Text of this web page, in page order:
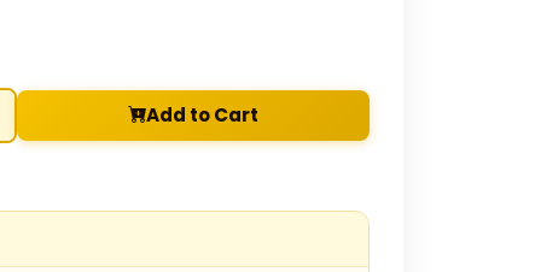
Add to Cart